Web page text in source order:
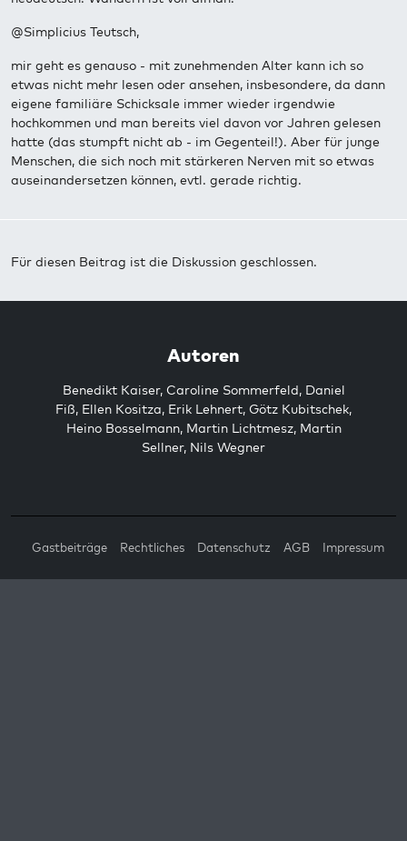
@Simplicius Teutsch,
mir geht es genauso - mit zunehmenden Alter kann ich so
etwas nicht mehr lesen oder ansehen, insbesondere, da dann
eigene familiäre Schicksale immer wieder irgendwie
hochkommen und man bereits viel davon vor Jahren gelesen
hatte (das stumpft nicht ab - im Gegenteil!). Aber für junge
Menschen, die sich noch mit stärkeren Nerven mit so etwas
auseinandersetzen können, evtl. gerade richtig.
Für diesen Beitrag ist die Diskussion geschlossen.
Autoren
Benedikt Kaiser, Caroline Sommerfeld, Daniel
Fiß, Ellen Kositza, Erik Lehnert, Götz Kubitschek,
Heino Bosselmann, Martin Lichtmesz, Martin
Sellner, Nils Wegner
Gastbeiträge Rechtliches Datenschutz AGB Impressum